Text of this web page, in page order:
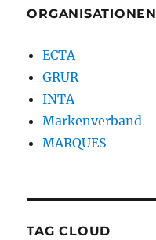
ORGANISATIONEN
ECTA
GRUR
INTA
Markenverband
MARQUES
TAG CLOUD